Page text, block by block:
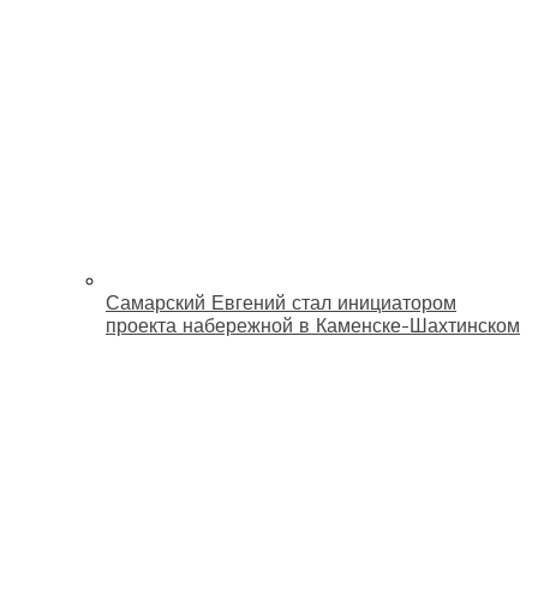
Самарский Евгений стал инициатором
проекта набережной в Каменске-Шахтинском